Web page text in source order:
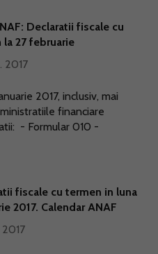
Declaratii fiscale cu
la 27 februarie
2017
2017, inclusiv, mai
financiare
- Formular 010 -
fiscale cu termen in luna
2017. Calendar ANAF
2017